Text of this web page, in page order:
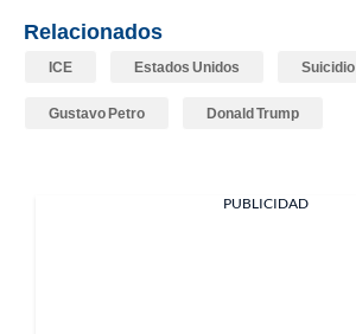
Relacionados
ICE Estados Unidos Suicidio
Gustavo Petro Donald Trump
PUBLICIDAD